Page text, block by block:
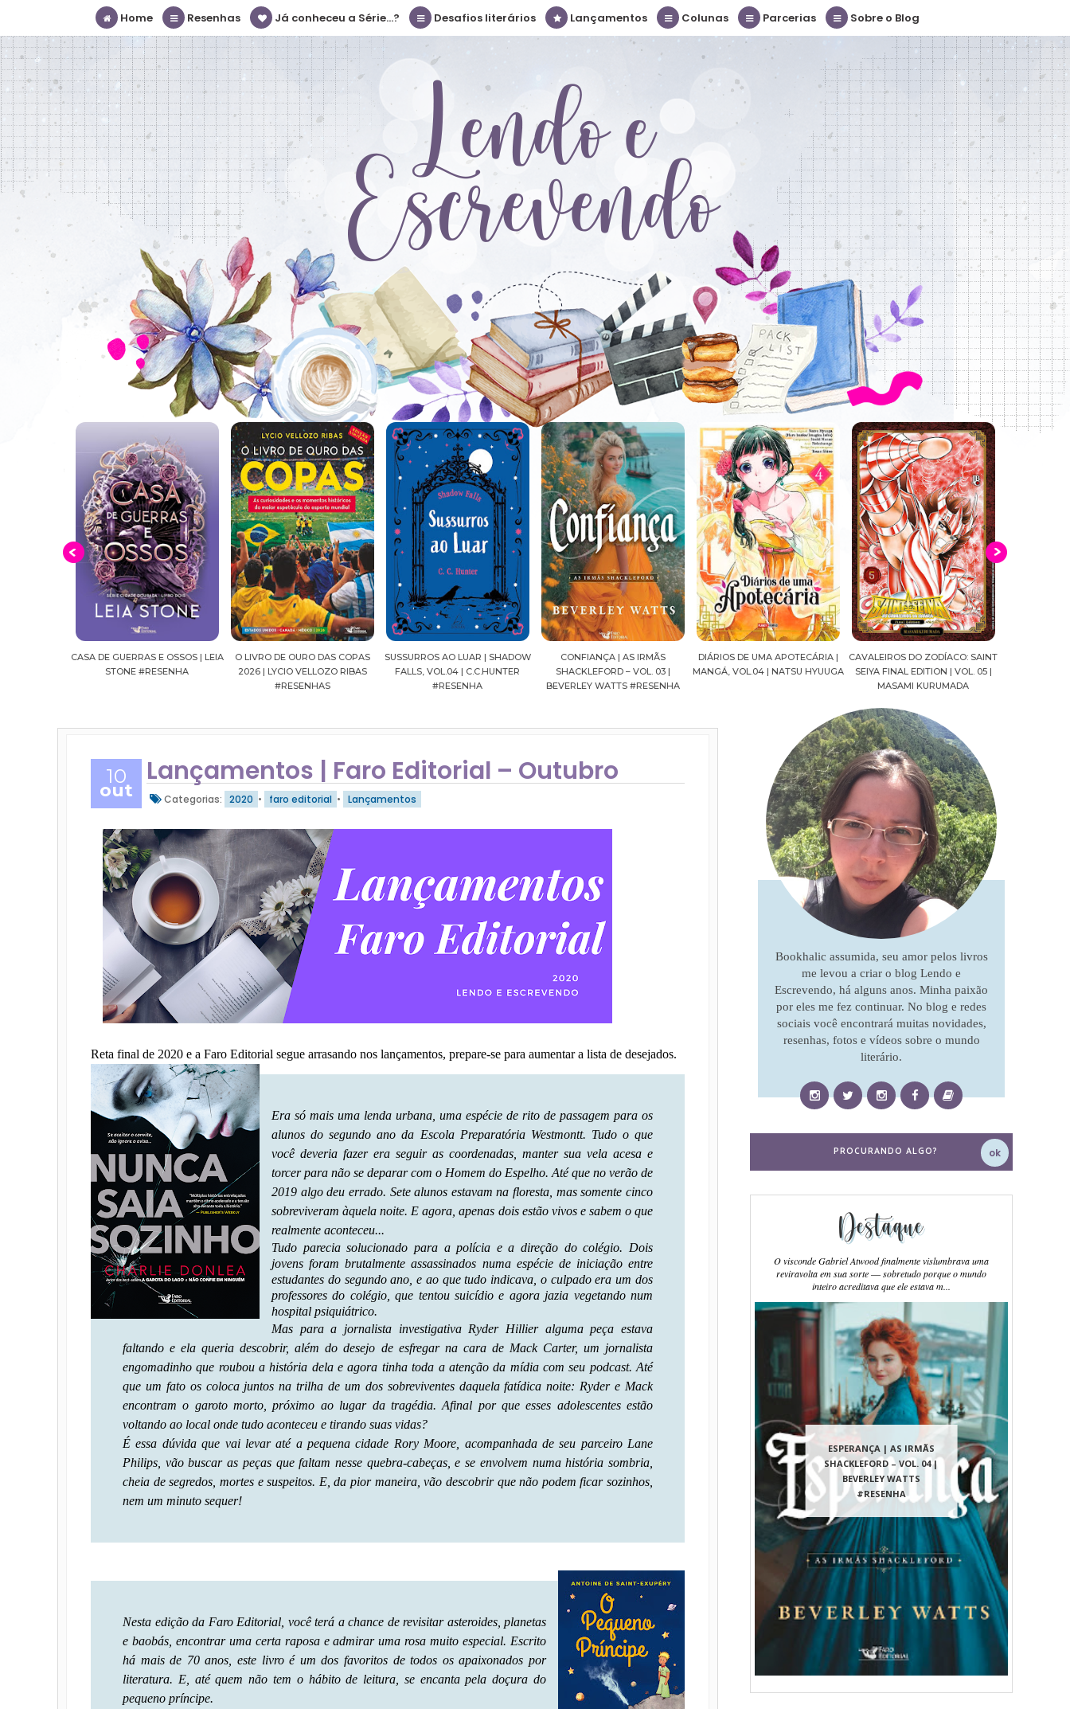
Home Resenhas Já conheceu a Série...? Desafios literários Lançamentos Colunas Parcerias Sobre o Blog
O LIVRO DE OURO DAS COPAS
2026 | LYCIO VELLOZO RIBAS
SUSSURROS AO LUAR | SHADOW
FALLS, VOL.04 | C.C.HUNTER
#RESENHA
CONFIANÇA | AS IRMÃS
SHACKLEFORD – VOL. 03 |
BEVERLEY WATTS #RESENHA
DIÁRIOS DE UMA APOTECÁRIA |
MANGÁ, VOL.04 | NATSU HYUUGA
CAVALEIROS DO ZODÍACO: SAINT
SEIYA FINAL EDITION | VOL. 05 |
CROWN OF WAR AND SHADOW |
J.R.WARD #RESENHA
10
out
Lançamentos | Faro Editorial – Outubro
Categorias: 2020 • faro editorial • Lançamentos
Reta final de 2020 e a Faro Editorial segue arrasando nos lançamentos, prepare-se para aumentar a lista de desejados.
Era só mais uma lenda urbana, uma espécie de rito de passagem para os
alunos do segundo ano da Escola Preparatória Westmontt. Tudo o que
você deveria fazer era seguir as coordenadas, manter sua vela acesa e
torcer para não se deparar com o Homem do Espelho. Até que no verão de
2019 algo deu errado. Sete alunos estavam na floresta, mas somente cinco
sobreviveram àquela noite. E agora, apenas dois estão vivos e sabem o que
realmente aconteceu...
Tudo parecia solucionado para a polícia e a direção do colégio. Dois
jovens foram brutalmente assassinados numa espécie de iniciação entre
estudantes do segundo ano, e ao que tudo indicava, o culpado era um dos
professores do colégio, que tentou suicídio e agora jazia vegetando num
hospital psiquiátrico.
Mas para a jornalista investigativa Ryder Hillier alguma peça estava
faltando e ela queria descobrir, além do desejo de esfregar na cara de Mack Carter, um jornalista
engomadinho que roubou a história dela e agora tinha toda a atenção da mídia com seu podcast. Até
que um fato os coloca juntos na trilha de um dos sobreviventes daquela fatídica noite: Ryder e Mack
encontram o garoto morto, próximo ao lugar da tragédia. Afinal por que esses adolescentes estão
voltando ao local onde tudo aconteceu e tirando suas vidas?
É essa dúvida que vai levar até a pequena cidade Rory Moore, acompanhada de seu parceiro Lane
Philips, vão buscar as peças que faltam nesse quebra-cabeças, e se envolvem numa história sombria,
cheia de segredos, mortes e suspeitos. E, da pior maneira, vão descobrir que não podem ficar sozinhos,
nem um minuto sequer!
Nesta edição da Faro Editorial, você terá a chance de revisitar asteroides, planetas
e baobás, encontrar uma certa raposa e admirar uma rosa muito especial. Escrito
há mais de 70 anos, este livro é um dos favoritos de todos os apaixonados por
literatura. E, até quem não tem o hábito de leitura, se encanta pela doçura do
pequeno príncipe.
Bookhalic assumida, seu amor pelos livros
me levou a criar o blog Lendo e
Escrevendo, há alguns anos. Minha paixão
por eles me fez continuar. No blog e redes
sociais você encontrará muitas novidades,
resenhas, fotos e vídeos sobre o mundo
literário.
Destaque
ESPERANÇA | AS IRMÃS
SHACKLEFORD – VOL. 04 |
BEVERLEY WATTS
#RESENHA
O visconde Gabriel Atwood finalmente vislumbrava uma
reviravolta em sua sorte ― sobretudo porque o mundo
inteiro acreditava que ele estava m...